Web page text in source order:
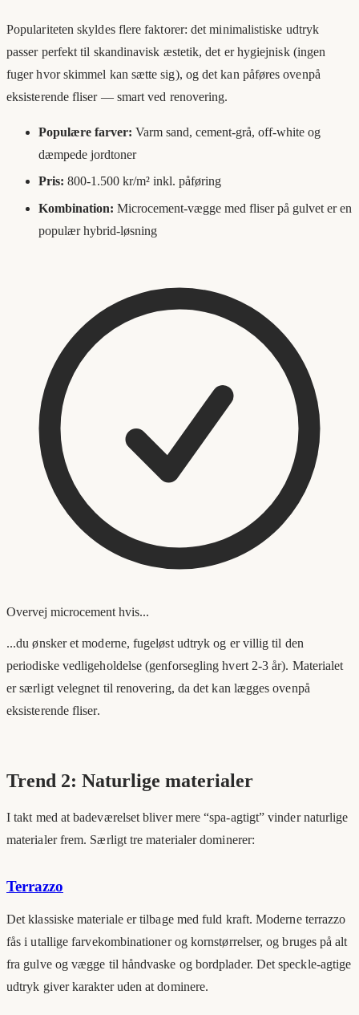
Populariteten skyldes flere faktorer: det minimalistiske udtryk
passer perfekt til skandinavisk æstetik, det er hygiejnisk (ingen
fuger hvor skimmel kan sætte sig), og det kan påføres ovenpå
eksisterende fliser — smart ved renovering.
Populære farver: Varm sand, cement-grå, off-white og
dæmpede jordtoner
Pris: 800-1.500 kr/m² inkl. påføring
Kombination: Microcement-vægge med fliser på gulvet er en
populær hybrid-løsning
Overvej microcement hvis...
...du ønsker et moderne, fugeløst udtryk og er villig til den
periodiske vedligeholdelse (genforsegling hvert 2-3 år). Materialet
er særligt velegnet til renovering, da det kan lægges ovenpå
eksisterende fliser.
Trend 2: Naturlige materialer
I takt med at badeværelset bliver mere “spa-agtigt” vinder naturlige
materialer frem. Særligt tre materialer dominerer:
Terrazzo
Det klassiske materiale er tilbage med fuld kraft. Moderne terrazzo
fås i utallige farvekombinationer og kornstørrelser, og bruges på alt
fra gulve og vægge til håndvaske og bordplader. Det speckle-agtige
udtryk giver karakter uden at dominere.